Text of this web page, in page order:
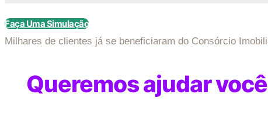
Faça Uma Simulação
Milhares de clientes já se beneficiaram do Consórcio
Queremos ajudar